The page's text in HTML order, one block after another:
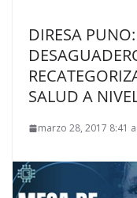
DIRESA
SALUD A
marzo 28, 2017 8:41